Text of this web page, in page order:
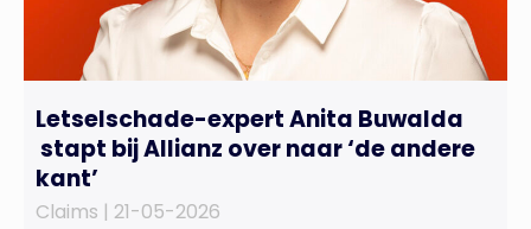
Letselschade-expert Anita Buwalda
stapt bij Allianz over naar ‘de andere
kant’
Claims | 21-05-2026